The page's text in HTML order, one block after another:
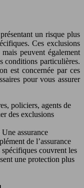
un risque plus
Ces exclusions
peuvent également
conditions particulières.
est concernée par ces
pour vous assurer
policiers, agents de
des exclusions
Une assurance
de l’assurance
spécifiques couvrent les
une protection plus